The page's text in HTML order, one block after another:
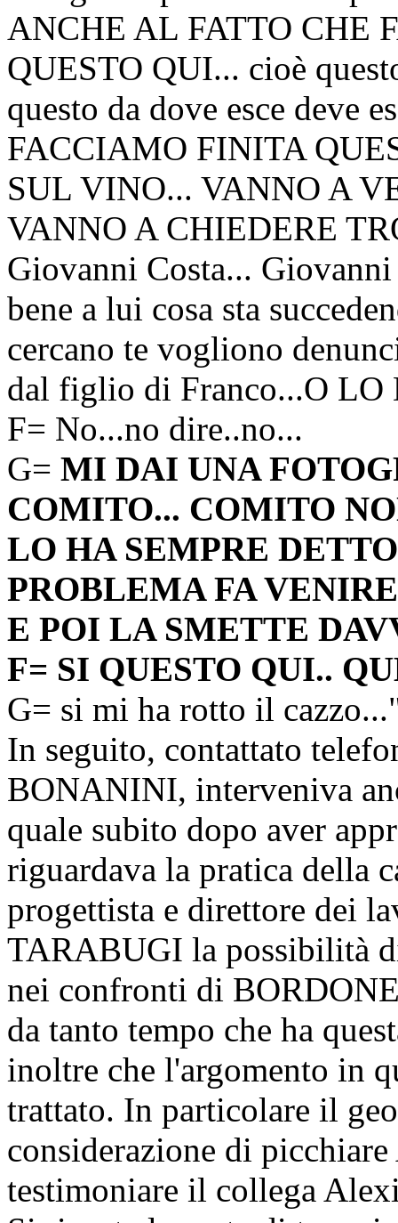
ANCHE AL FATTO CHE
QUESTO QUI... cioè
questo da dove esce deve
FACCIAMO FINITA
SUL VINO... VANNO A
VANNO A CHIEDERE
Giovanni Costa...
bene a lui cosa sta
cercano te vogliono
dal figlio di Franco...O LO
F= No...no dire..no...
G= MI DAI UNA
COMITO... COMITO
LO HA SEMPRE
PROBLEMA FA
E POI LA SMETTE
F= SI QUESTO QUI..
G= si mi ha rotto il
In seguito, contattato
BONANINI, interveniva
quale subito dopo aver
riguardava la pratica della
progettista e direttore dei
TARABUGI la possibilità
nei confronti di
da tanto tempo che ha
inoltre che l'argomento in
trattato. In particolare il
considerazione di
testimoniare il collega